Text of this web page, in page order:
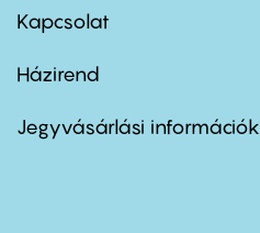
firstKapcsolat
Footer
second
Házirend
Jegyvásárlási információk